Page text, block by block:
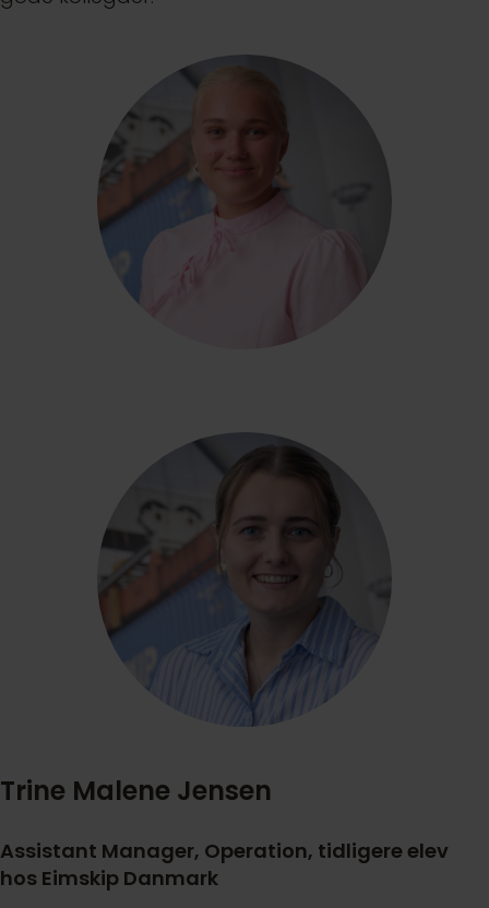
Trine Malene Jensen
Assistant Manager, Operation, tidligere elev
hos Eimskip Danmark